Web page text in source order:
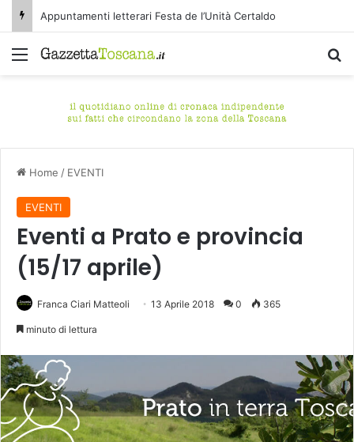
Appuntamenti letterari Festa de l’Unità Certaldo
Menu
Home / EVENTI
EVENTI
Eventi a Prato e provincia
(15/17 aprile)
Franca Ciari Matteoli 13 Aprile 2018 0 365
minuto di lettura